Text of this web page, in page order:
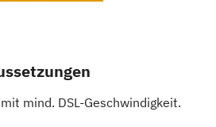
mind. DSL-Geschwindigkeit.